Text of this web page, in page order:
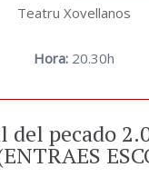
Teatru Xovellanos
Hora:20.30h
del pecado